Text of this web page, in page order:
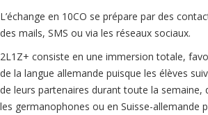
L’échange en 10CO se prépare par des
des mails, SMS ou via les réseaux sociaux.
2L1Z+ consiste en une immersion totale,
de la langue allemande puisque les élèves
de leurs partenaires durant toute la semaine,
les germanophones ou en Suisse-allemande